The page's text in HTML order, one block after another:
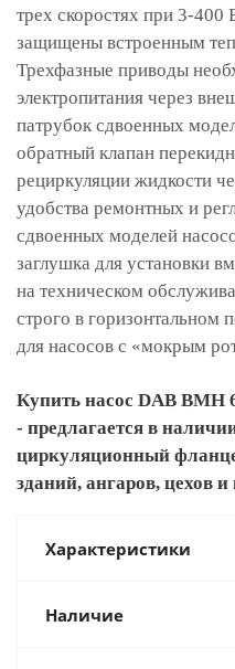
трех скоростях при 3-
защищены встроенным
Трехфазные приводы
электропитания через
патрубок сдвоенных
обратный клапан
рециркуляции жидкости
удобства ремонтных и
сдвоенных моделей
заглушка для установки
на техническом
строго в горизонтальном
для насосов с «мокрым
Купить насос DAB BMH
- предлагается в
циркуляционный
зданий, ангаров, цехов
Характеристики
Наличие